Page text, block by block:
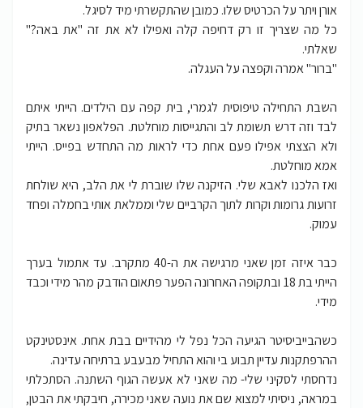
אורן ויתר על הכרטיס שלו. כמובן שהתקשרתי מיד לסיגל.
כל מה שצריך זו רק דחיפה קלה ואפילו לא את זה "את באה?"
שאלתי.
"ברור" אמרה וקפצה על העגלה.
השבת התחילה טיפוסית לגמרי, בית קפה עם הילדים. הייתי איתם
לבד וזה דרש תשומת לב והתגייסות מוחלטת. הפלאפון נשאר בתיק
ולא הצצתי אפילו פעם אחת כדי לראות מה התחדש בפייס. הייתי
אמא מוחלטת.
ואז הלכנו לאבא שלי. הזיקנה שלו שוברת לי את הלב, היא שולחת
זרועות גרומות וקרות לתוך הקרביים שלי וממלאת אותי בחמלה ופחד
עמוק.
כבר איזה זמן שאני מרגישה את ה-40 מתקרב. עד אתמול בערך
הייתי בת 18 ובתקופה האחרונה הפער פתאום הודבק מהר מידי וכבד
מידי.
כשהבייביסיטר הגיעה הכל נפל לי מהידיים בבת אחת. אינסטינקט
ההרפתקנות עדיין תבוע בי והוא התחיל מבעבע ברתיחה עדינה.
נדחסתי לסקיני שלי- מה שאני לא אעשה הגוף השתנה. הסתכלתי
במראה, ניסיתי למצוא שם את נועה שאני מכירה, חיבקתי את הבטן,